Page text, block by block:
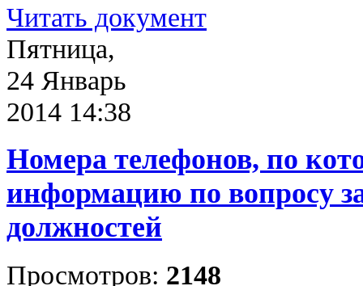
Читать документ
Пятница,
24 Январь
2014 14:38
Номера телефонов, по
информацию по вопросу
должностей
Просмотров: 2148